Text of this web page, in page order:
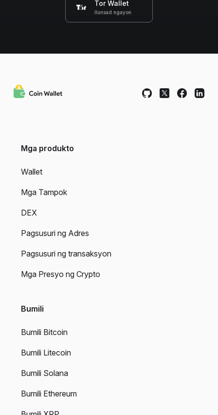
Tor Wallet
Ilunsad ngayon
Mga produkto
Wallet
Mga Tampok
DEX
Pagsusuri ng Adres
Pagsusuri ng transaksyon
Mga Presyo ng Crypto
Bumili
Bumili Bitcoin
Bumili Litecoin
Bumili Solana
Bumili Ethereum